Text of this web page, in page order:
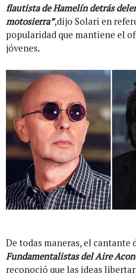
flautista de Hamelín detrás
motosierra”,dijo Solari en
popularidad que mantiene el
jóvenes.
De todas maneras, el cantante
Fundamentalistas del Aire
reconoció que las ideas